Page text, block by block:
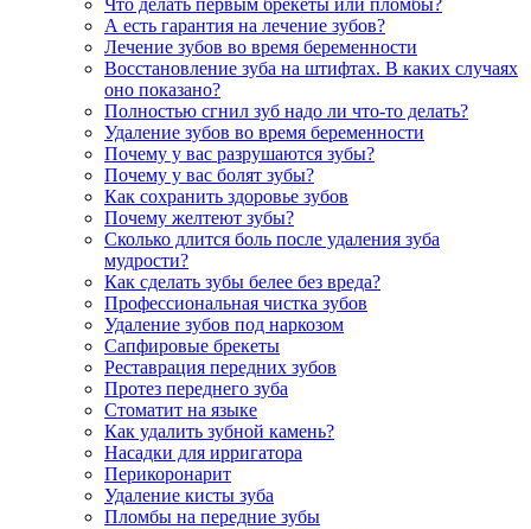
Что делать первым брекеты или пломбы?
А есть гарантия на лечение зубов?
Лечение зубов во время беременности
Восстановление зуба на штифтах. В каких случаях
оно показано?
Полностью сгнил зуб надо ли что-то делать?
Удаление зубов во время беременности
Почему у вас разрушаются зубы?
Почему у вас болят зубы?
Как сохранить здоровье зубов
Почему желтеют зубы?
Сколько длится боль после удаления зуба
мудрости?
Как сделать зубы белее без вреда?
Профессиональная чистка зубов
Удаление зубов под наркозом
Сапфировые брекеты
Реставрация передних зубов
Протез переднего зуба
Стоматит на языке
Как удалить зубной камень?
Насадки для ирригатора
Перикоронарит
Удаление кисты зуба
Пломбы на передние зубы